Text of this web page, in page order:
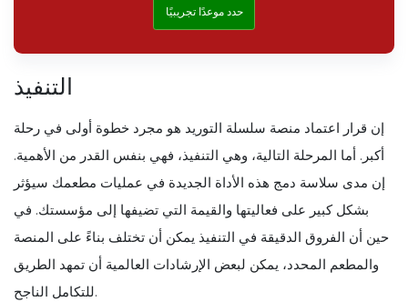
حدد موعدًا تجريبيًا
التنفيذ
إن قرار اعتماد منصة سلسلة التوريد هو مجرد خطوة أولى في رحلة
أكبر. أما المرحلة التالية، وهي التنفيذ، فهي بنفس القدر من الأهمية.
إن مدى سلاسة دمج هذه الأداة الجديدة في عمليات مطعمك سيؤثر
بشكل كبير على فعاليتها والقيمة التي تضيفها إلى مؤسستك. في
حين أن الفروق الدقيقة في التنفيذ يمكن أن تختلف بناءً على المنصة
والمطعم المحدد، يمكن لبعض الإرشادات العالمية أن تمهد الطريق
للتكامل الناجح.